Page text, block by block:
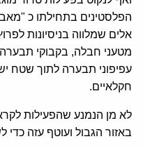
הפלסטינים בתחילתו כ
אלים שמלווה בניסיונות
מטעני חבלה, בקבוקי תבערה
עפיפוני תבערה לתוך שטח
חקלאיים.
לא מן הנמנע שהפעילות
באזור הגבול ועוטף עזה